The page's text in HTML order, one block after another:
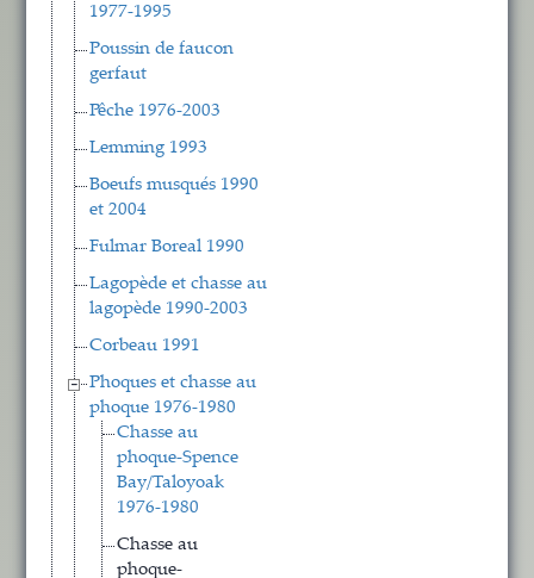
1977-1995
Poussin de faucon
gerfaut
Pêche 1976-2003
Lemming 1993
Boeufs musqués 1990
et 2004
Fulmar Boreal 1990
Lagopède et chasse au
lagopède 1990-2003
Corbeau 1991
Phoques et chasse au
phoque 1976-1980
Chasse au
phoque-Spence
Bay/Taloyoak
1976-1980
Chasse au
phoque-